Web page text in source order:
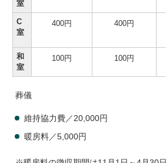
室
C
室
400円 400円
和
室
100円 100円
葬儀
維持協力費／20,000円
暖房料／5,000円